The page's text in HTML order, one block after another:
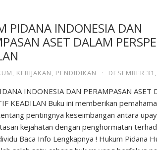
PIDANA INDONESIA DAN
ASET DALAM
, KEBIJAKAN, PENDIDIKAN · DESEMBER
INDONESIA DAN PERAMPASAN ASET
KEADILAN Buku ini memberikan
pentingnya keseimbangan antara
kejahatan dengan penghormatan
Baca Info Lengkapnya ! Hukum Pidana